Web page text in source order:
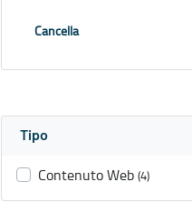
Cancella
Tipo
Contenuto Web (4)